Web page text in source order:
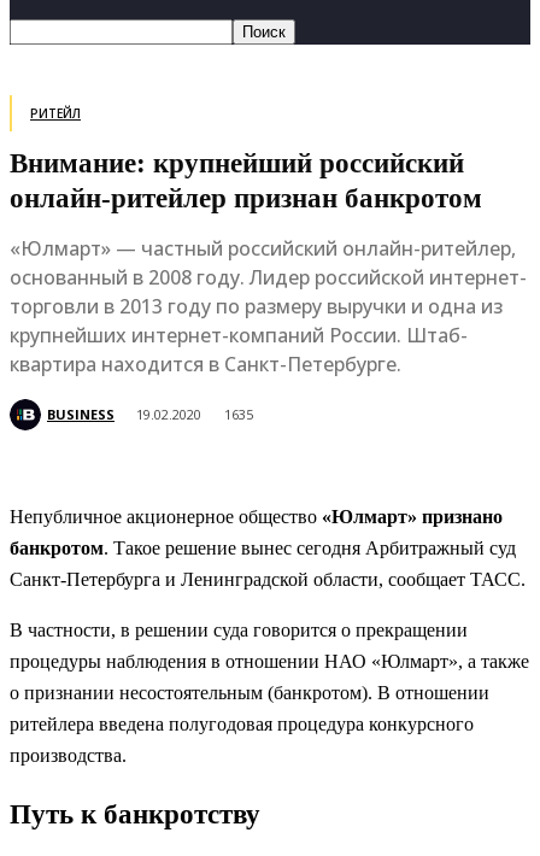
РИТЕЙЛ
Внимание: крупнейший российский
онлайн-ритейлер признан банкротом
«Юлмарт» — частный российский онлайн-ритейлер,
основанный в 2008 году. Лидер российской интернет-
торговли в 2013 году по размеру выручки и одна из
крупнейших интернет-компаний России. Штаб-
квартира находится в Санкт-Петербурге.
BUSINESS 19.02.2020 1635
Непубличное акционерное общество «Юлмарт» признано
банкротом. Такое решение вынес сегодня Арбитражный суд
Санкт-Петербурга и Ленинградской области, сообщает ТАСС.
В частности, в решении суда говорится о прекращении
процедуры наблюдения в отношении НАО «Юлмарт», а также
о признании несостоятельным (банкротом). В отношении
ритейлера введена полугодовая процедура конкурсного
производства.
Путь к банкротству